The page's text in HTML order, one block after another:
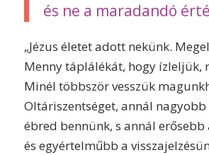
és ne a maradandó
„Jézus életet adott nekünk.
Menny táplálékát, hogy ízleljük,
Minél többször vesszük
Oltáriszentséget, annál nagyobb
ébred bennünk, s annál erősebb
és egyértelműbb a